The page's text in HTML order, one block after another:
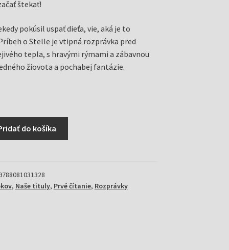
štekať!
pokúsil uspať dieťa, vie, aká je to
o Stelle je vtipná rozprávka pred
tepla, s hravými rýmami a zábavnou
žiovota a pochabej fantázie.
do košíka
, Naše tituly, Prvé čítanie, Rozprávky